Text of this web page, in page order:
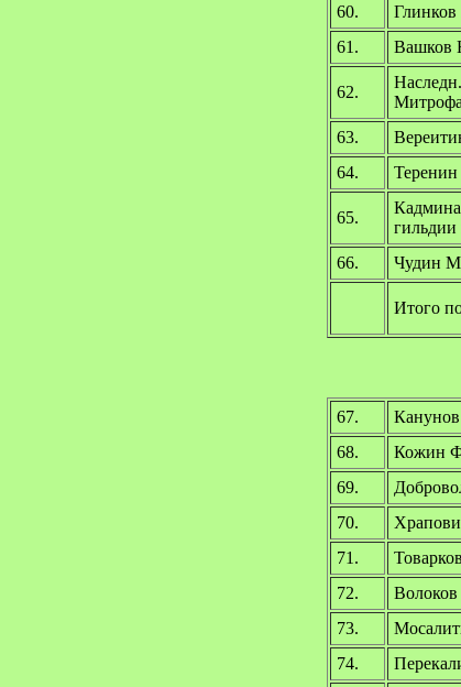
60.
61.
Вашков
62.
63.
64.
65.
Кадмина
гильдии
66. Чудин
Итого
67.
68.
Кожин
69.
70.
71.
72.
73.
74.